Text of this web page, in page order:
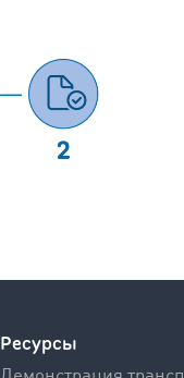
Ресурсы